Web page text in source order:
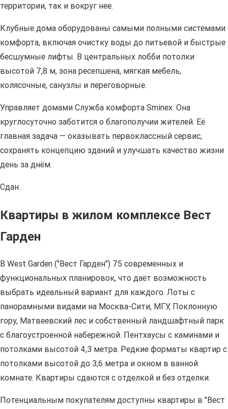
территории, так и вокруг нее.
Клубные дома оборудованы самыми полными системами
комфорта, включая очистку воды до питьевой и быстрые
бесшумные лифты. В центральных лобби потолки
высотой 7,8 м, зона ресепшена, мягкая мебель,
колясочные, санузлы и переговорные.
Управляет домами Служба комфорта Sminex. Она
круглосуточно заботится о благополучии жителей. Её
главная задача — оказывать первоклассный сервис,
сохранять концепцию зданий и улучшать качество жизни
день за днём.
Сдан.
Квартиры в жилом комплексе Вест
Гарден
В West Garden ("Вест Гарден") 75 современных и
функциональных планировок, что даёт возможность
выбрать идеальный вариант для каждого. Лоты с
панорамными видами на Москва-Сити, МГУ, Поклонную
гору, Матвеевский лес и собственный ландшафтный парк
с благоустроенной набережной. Пентхаусы с каминами и
потолками высотой 4,3 метра. Редкие форматы квартир с
потолками высотой до 3,6 метра и окном в ванной
комнате. Квартиры сдаются с отделкой и без отделки.
Потенциальным покупателям доступны квартиры в "Вест